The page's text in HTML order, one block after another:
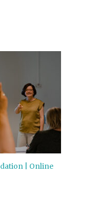
| Online